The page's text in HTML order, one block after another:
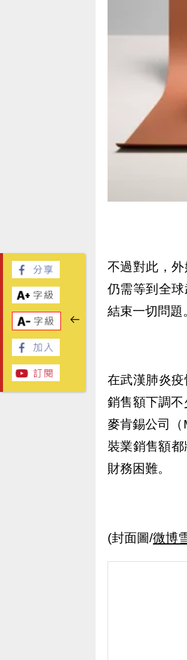
不過對此，
仍需等到全
結束一切問題
在武漢肺炎
銷售額下調
麥肯錫公司
裝業銷售額
財務困難。
(封面圖/微博